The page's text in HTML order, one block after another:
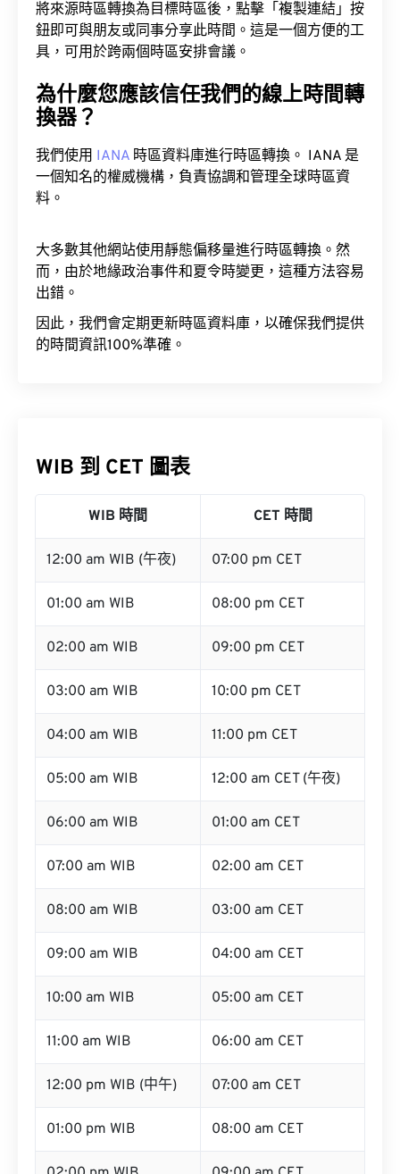
將來源時區轉換為目標時區後，點擊「複製連結」按
鈕即可與朋友或同事分享此時間。這是一個方便的工
具，可用於跨兩個時區安排會議。
為什麼您應該信任我們的線上時間轉
換器？
我們使用 IANA 時區資料庫進行時區轉換。 IANA 是
一個知名的權威機構，負責協調和管理全球時區資
料。
大多數其他網站使用靜態偏移量進行時區轉換。然
而，由於地緣政治事件和夏令時變更，這種方法容易
出錯。
因此，我們會定期更新時區資料庫，以確保我們提供
的時間資訊100%準確。
WIB 到 CET 圖表
WIB 時間 CET 時間
12:00 am WIB (午夜) 07:00 pm CET
01:00 am WIB 08:00 pm CET
02:00 am WIB 09:00 pm CET
03:00 am WIB 10:00 pm CET
04:00 am WIB 11:00 pm CET
05:00 am WIB 12:00 am CET (午夜)
06:00 am WIB 01:00 am CET
07:00 am WIB 02:00 am CET
08:00 am WIB 03:00 am CET
09:00 am WIB 04:00 am CET
10:00 am WIB 05:00 am CET
11:00 am WIB 06:00 am CET
12:00 pm WIB (中午) 07:00 am CET
01:00 pm WIB 08:00 am CET